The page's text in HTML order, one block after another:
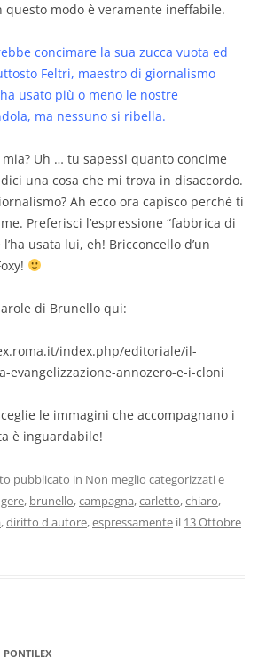
questo modo è veramente ineffabile.
concimare la sua zucca vuota ed
Feltri, maestro di giornalismo
usato più o meno le nostre
ma nessuno si ribella.
mia? Uh … tu sapessi quanto concime
una cosa che mi trova in disaccordo.
Ah ecco ora capisco perchè ti
Preferisci l’espressione “fabbrica di
usata lui, eh! Bricconcello d’un
di Brunello qui:
index.php/editoriale/il-
evangelizzazione-annozero-e-i-cloni
le immagini che accompagnano i
è inguardabile!
pubblicato in Non meglio categorizzatie
, brunello,campagna,carletto,chiaro,
,diritto d autore,espressamente il 13 Ottobre
PONTILEX